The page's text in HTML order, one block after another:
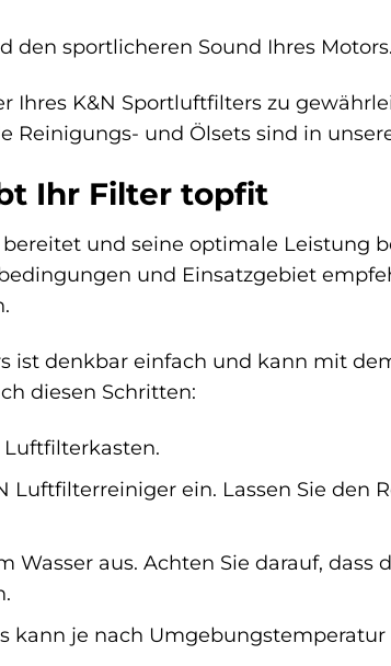
den sportlicheren Sound Ihres Motors.
Ihres K&N Sportluftfilters zu
Reinigungs- und Ölsets sind in
Ihr Filter topfit
und seine optimale Leistung
und Einsatzgebiet
ist denkbar einfach und kann mit
diesen Schritten:
Luftfilterkasten.
ein. Lassen Sie den
aus. Achten Sie darauf, dass
kann je nach